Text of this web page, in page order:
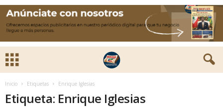
Inicio Etiquetas Enrique Iglesias
Etiqueta: Enrique Iglesias